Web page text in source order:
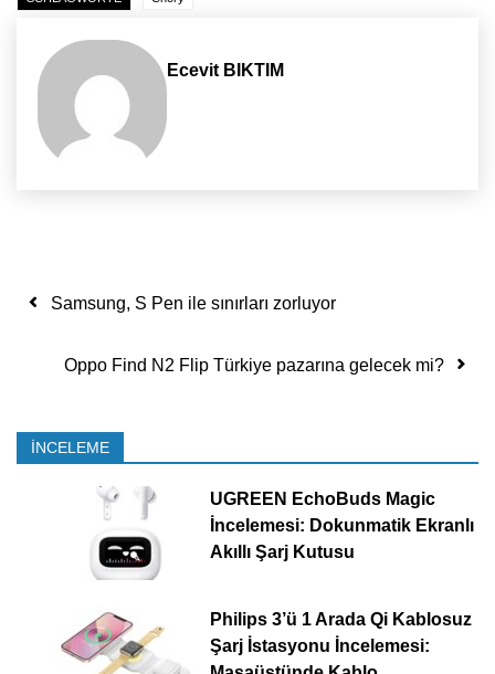
Ecevit BIKTIM
Yazı dolaşımı
Samsung, S Pen ile sınırları zorluyor
Oppo Find N2 Flip Türkiye pazarına gelecek mi?
İNCELEME
UGREEN EchoBuds Magic
İncelemesi: Dokunmatik Ekranlı
Akıllı Şarj Kutusu
Philips 3’ü 1 Arada Qi Kablosuz
Şarj İstasyonu İncelemesi: